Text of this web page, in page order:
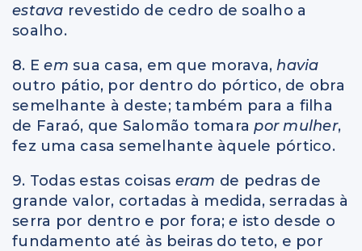
estava revestido de cedro de soalho a
soalho.
8. Eem sua casa, em que morava,havia
outro pátio, por dentro do pórtico, de obra
semelhante à deste; também para a filha
de Faraó, que Salomão tomarapor mulher,
fez uma casa semelhante àquele pórtico.
9. Todas estas coisas eram de pedras de
grande valor, cortadas à medida, serradas à
serra por dentro e por fora;e isto desde o
fundamento até às beiras do teto, e por